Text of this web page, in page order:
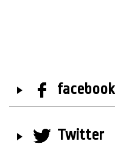
facebook
Twitter